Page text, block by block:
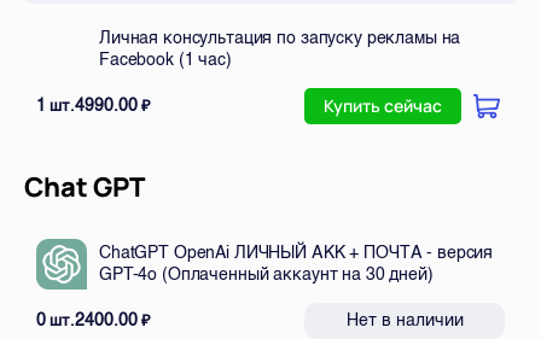
Личная консультация по запуску рекламы на
Facebook (1 час)
1 шт.4990.00₽ Купить сейчас
Chat GPT
ChatGPT OpenAi ЛИЧНЫЙ АКК + ПОЧТА - версия
GPT-4o (Оплаченный аккаунт на 30 дней)
0шт.2400.00₽ Нет в наличии